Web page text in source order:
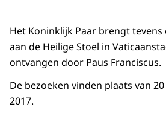
Het Koninklijk Paar brengt tevens
aan de Heilige Stoel in
ontvangen door Paus Franciscus.
De bezoeken vinden plaats van
2017.